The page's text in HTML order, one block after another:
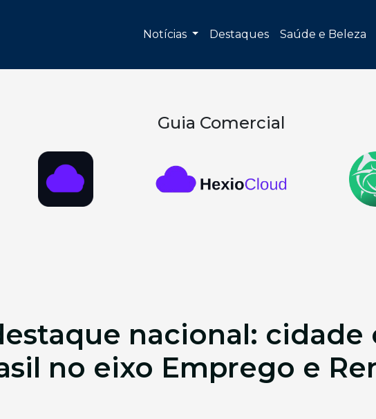
Notícias Destaques Saúde e Beleza
Guia Comercial
nacional: cidade
no eixo Emprego e